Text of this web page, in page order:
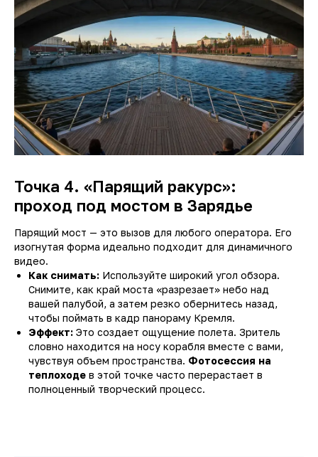
Точка 4. «Парящий ракурс»:
проход под мостом в Зарядье
Парящий мост — это вызов для любого оператора. Его
изогнутая форма идеально подходит для динамичного
видео.
Как снимать: Используйте широкий угол обзора.
Снимите, как край моста «разрезает» небо над
вашей палубой, а затем резко обернитесь назад,
чтобы поймать в кадр панораму Кремля.
Эффект: Это создает ощущение полета. Зритель
словно находится на носу корабля вместе с вами,
чувствуя объем пространства. Фотосессия на
теплоходе в этой точке часто перерастает в
полноценный творческий процесс.